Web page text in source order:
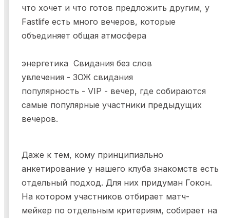
что хочет и что готов предложить другим, у
Fastlife есть много вечеров, которые
объединяет общая атмосфера
энергетика Свидания без слов
увлечения - ЗОЖ свидания
популярность - VIP - вечер, где собираются
самые популярные участники предыдущих
вечеров.
Даже к тем, кому принципиально
анкетирование у нашего клуба знакомств есть
отдельный подход. Для них придуман Гокон.
На котором участников отбирает матч-
мейкер по отдельным критериям, собирает на